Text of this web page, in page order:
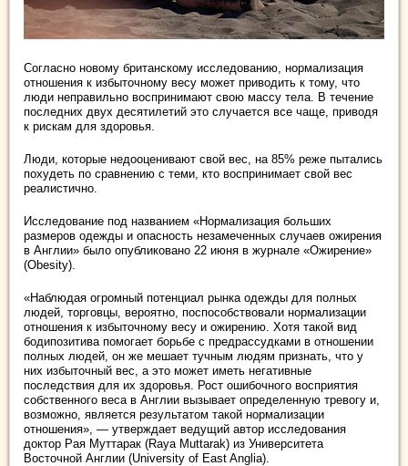
Согласно новому британскому исследованию, нормализация
отношения к избыточному весу может приводить к тому, что
люди неправильно воспринимают свою массу тела. В течение
последних двух десятилетий это случается все чаще, приводя
к рискам для здоровья.
Люди, которые недооценивают свой вес, на 85% реже пытались
похудеть по сравнению с теми, кто воспринимает свой вес
реалистично.
Исследование под названием «Нормализация больших
размеров одежды и опасность незамеченных случаев ожирения
в Англии» было опубликовано 22 июня в журнале «Ожирение»
(Obesity).
«Наблюдая огромный потенциал рынка одежды для полных
людей, торговцы, вероятно, поспособствовали нормализации
отношения к избыточному весу и ожирению. Хотя такой вид
бодипозитива помогает борьбе с предрассудками в отношении
полных людей, он же мешает тучным людям признать, что у
них избыточный вес, а это может иметь негативные
последствия для их здоровья. Рост ошибочного восприятия
собственного веса в Англии вызывает определенную тревогу и,
возможно, является результатом такой нормализации
отношения», — утверждает ведущий автор исследования
доктор Рая Муттарак (Raya Muttarak) из Университета
Восточной Англии (University of East Anglia).